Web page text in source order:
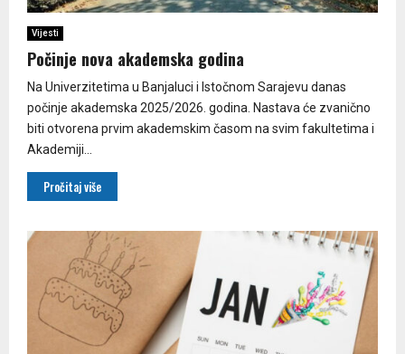
Vijesti
Počinje nova akademska godina
Na Univerzitetima u Banjaluci i Istočnom Sarajevu danas
počinje akademska 2025/2026. godina. Nastava će zvanično
biti otvorena prvim akademskim časom na svim fakultetima i
Akademiji...
Pročitaj više